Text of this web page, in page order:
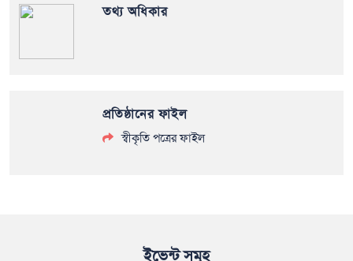
তথ্য অধিকার
প্রতিষ্ঠানের ফাইল
স্বীকৃতি পত্রের ফাইল
ইভেন্ট সমূহ